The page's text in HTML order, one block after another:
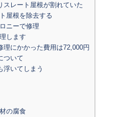
スレート屋根が割れていた
屋根を除去する
ニーで修理
します
理にかかった費用は72,000円
ついて
浮いてしまう
の腐食